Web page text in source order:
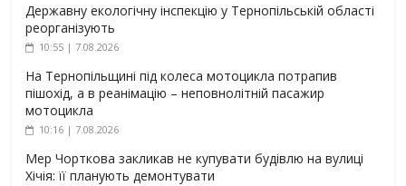
Державну екологічну інспекцію у Тернопільській області
реорганізують
10:55 | 7.08.2026
На Тернопільщині під колеса мотоцикла потрапив
пішохід, а в реанімацію – неповнолітній пасажир
мотоцикла
10:16 | 7.08.2026
Мер Чорткова закликав не купувати будівлю на вулиці
Хічія: її планують демонтувати